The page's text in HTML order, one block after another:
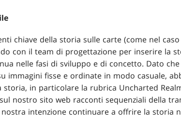
chiave della storia sulle carte (come nel
con il team di progettazione per inserire la
nelle fasi di sviluppo e di concetto. Dato
immagini fisse e ordinate in modo casuale,
in particolare la rubrica Uncharted
nostro sito web racconti sequenziali della
intenzione continuare a offrire la storia